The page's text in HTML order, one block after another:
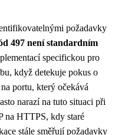
požadavky
497 není standardním
specifickou pro
když detekuje pokus o
portu, který očekává
narazí na tuto situaci při
na HTTPS, kdy staré
stále směřují požadavky